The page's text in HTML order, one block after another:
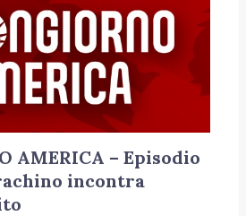
AMERICA – Episodio
incontra